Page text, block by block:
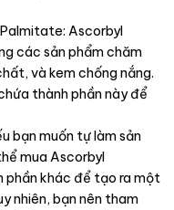
Ascorbyl
các sản phẩm chăm
và kem chống nắng.
thành phần này để
bạn muốn tự làm sản
mua Ascorbyl
phần khác để tạo ra một
nhiên, bạn nên tham